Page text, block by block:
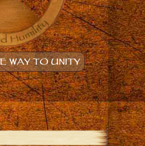
WAY TO UNITY